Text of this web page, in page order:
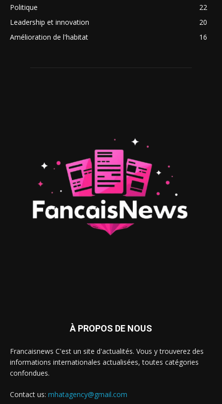
Politique
22
Leadership et innovation
20
Amélioration de l'habitat
16
À PROPOS DE NOUS
Francaisnews C'est un site d'actualités. Vous y trouverez des
informations internationales actualisées, toutes catégories
confondues.
Contact us: mhatagency@gmail.com